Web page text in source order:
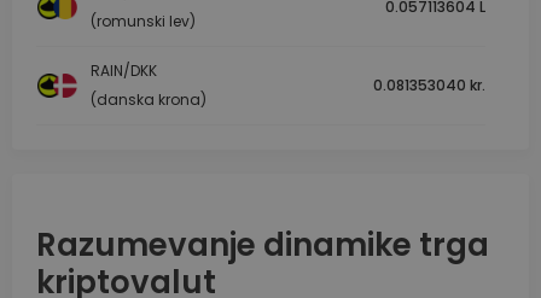
(romunski lev)
0.057113604 L
RAIN/DKK
(danska krona)
0.081353040 kr.
Razumevanje dinamike trga
kriptovalut